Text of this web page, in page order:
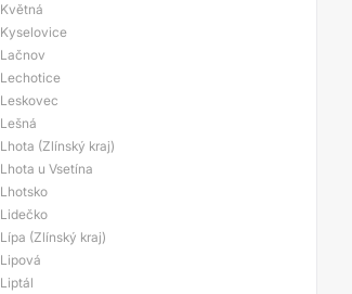
Květná
Kyselovice
Lačnov
Lechotice
Leskovec
Lešná
Lhota (Zlínský kraj)
Lhota u Vsetína
Lhotsko
Lidečko
Lípa (Zlínský kraj)
Lipová
Liptál